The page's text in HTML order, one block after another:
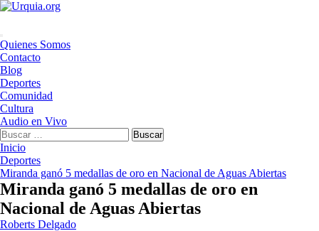
Saltar
Menú
principal
Quienes Somos
Contacto
Blog
Deportes
Comunidad
Cultura
Audio en Vivo
Buscar:
Inicio
Deportes
Miranda ganó 5 medallas de oro en Nacional de Aguas Abiertas
Miranda ganó 5 medallas de oro en
Nacional de Aguas Abiertas
Roberts Delgado